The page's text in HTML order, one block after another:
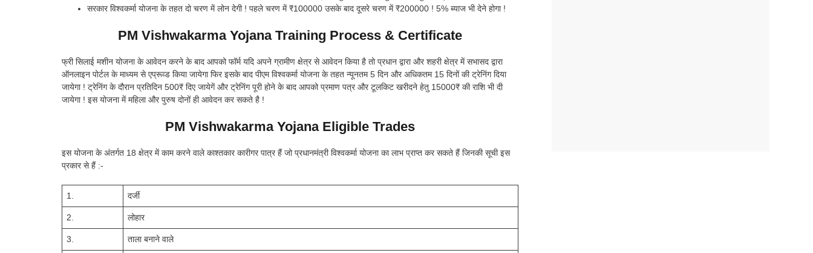
सरकार विश्वकर्मा योजना के तहत दो चरण में लोन देगी ! पहले चरण में ₹100000 उसके बाद दूसरे चरण में ₹200000 ! 5% ब्याज भी देने होगा !
PM Vishwakarma Yojana Training Process & Certificate
फ्री सिलाई मशीन योजना के आवेदन करने के बाद आपको फॉर्म यदि अपने ग्रामीण क्षेत्र से आवेदन किया है तो प्रधान द्वारा और शहरी क्षेत्र में सभासद द्वारा
ऑनलाइन पोर्टल के माध्यम से एप्रूव्ड किया जायेगा फिर इसके बाद पीएम विश्वकर्मा योजना के तहत न्यूनतम 5 दिन और अधिकतम 15 दिनों की ट्रेनिंग दिया
जायेगा ! ट्रेनिंग के दौरान प्रतिदिन 500₹ दिए जायेगें और ट्रेनिंग पूरी होने के बाद आपको प्रमाण पत्र और टूलकिट खरीदने हेतु 15000₹ की राशि भी दी
जायेगा ! इस योजना में महिला और पुरुष दोनों ही आवेदन कर सकते है !
PM Vishwakarma Yojana Eligible Trades
इस योजना के अंतर्गत 18 क्षेत्र में काम करने वाले काश्तकार कारीगर पात्र हैं जो प्रधानमंत्री विश्वकर्मा योजना का लाभ प्राप्त कर सकते हैं जिनकी सूची इस
प्रकार से हैं :-
1. दर्जी
2. लोहार
3. ताला बनाने वाले